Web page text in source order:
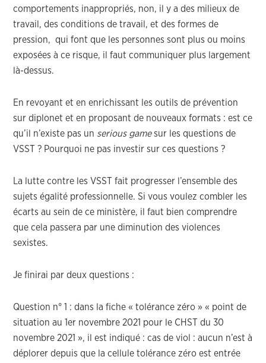
comportements inappropriés, non, il y a des milieux de
travail, des conditions de travail, et des formes de
pression, qui font que les personnes sont plus ou moins
exposées à ce risque, il faut communiquer plus largement
là-dessus.
En revoyant et en enrichissant les outils de prévention
sur diplonet et en proposant de nouveaux formats : est ce
qu’il n’existe pas un serious gamesur les questions de
VSST ? Pourquoi ne pas investir sur ces questions ?
La lutte contre les VSST fait progresser l’ensemble des
sujets égalité professionnelle. Si vous voulez combler les
écarts au sein de ce ministère, il faut bien comprendre
que cela passera par une diminution des violences
sexistes.
Je finirai par deux questions :
Question n° 1 : dans la fiche « tolérance zéro » « point de
situation au 1er novembre 2021 pour le CHST du 30
novembre 2021 », il est indiqué : cas de viol : aucun n’est à
déplorer depuis que la cellule tolérance zéro est entrée